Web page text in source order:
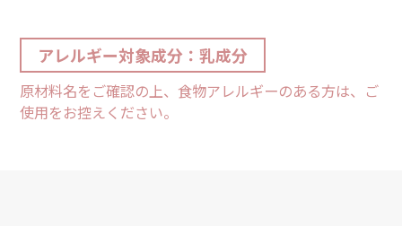
アレルギー対象成分：乳成分
原材料名をご確認の上、食物アレルギーのある方は、ご
使用をお控えください。